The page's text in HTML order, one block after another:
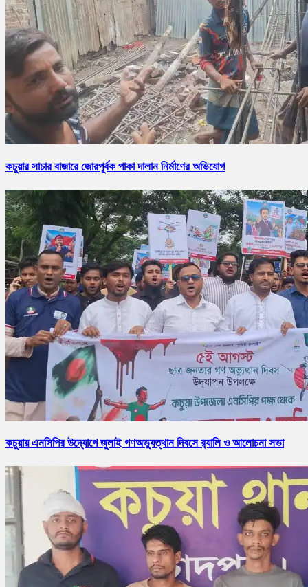
কচুয়ার সাচার বাজারে জোরপূর্বক পাকা দালান নির্মাণের অভিযোগ
কচুয়ায় এনসিপির উদ্যোগে জুলাই গণঅভ্যুত্থান দিবসে র‌্যালি ও আলোচনা সভা